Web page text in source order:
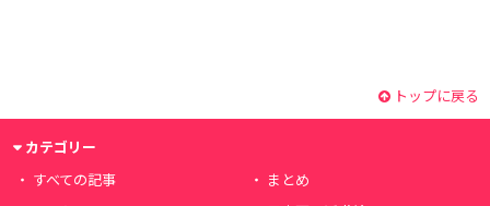
トップに戻る
カテゴリー
すべての記事
まとめ